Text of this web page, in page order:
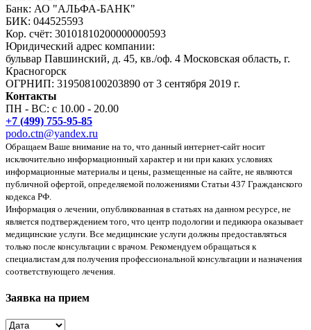
Банк: АО "АЛЬФА-БАНК"
БИК: 044525593
Кор. счёт: 30101810200000000593
Юридический адрес компании:
бульвар Павшинский, д. 45, кв./оф. 4 Московская область, г.
Красногорск
ОГРНИП: 319508100203890 от 3 сентября 2019 г.
Контакты
ПН - ВС: с 10.00 - 20.00
+7 (499) 755-95-85
podo.ctn@yandex.ru
Обращаем Ваше внимание на то, что данный интернет-сайт носит
исключительно информационный характер и ни при каких условиях
информационные материалы и цены, размещенные на сайте, не являются
публичной офертой, определяемой положениями Статьи 437 Гражданского
кодекса РФ.
Информация о лечении, опубликованная в статьях на данном ресурсе, не
является подтверждением того, что центр подологии и педикюра оказывает
медицинские услуги. Все медицинские услуги должны предоставляться
только после консультации с врачом. Рекомендуем обращаться к
специалистам для получения профессиональной консультации и назначения
соответствующего лечения.
Заявка на прием